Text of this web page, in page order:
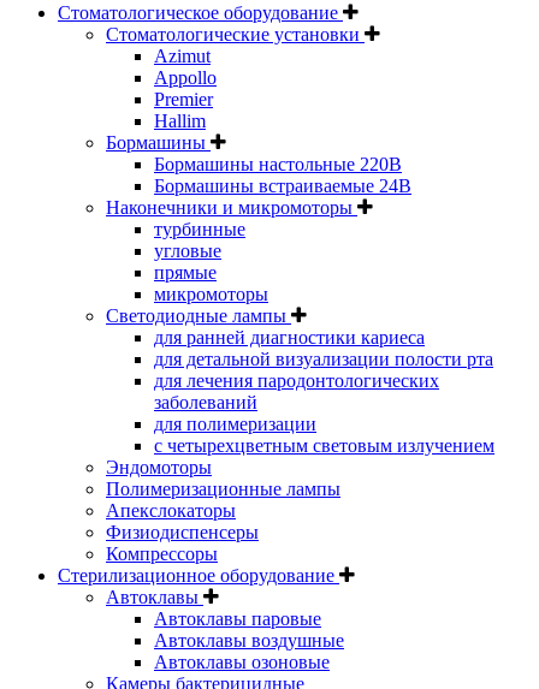
Стоматологическое оборудование
Стоматологические установки
Azimut
Appollo
Premier
Hallim
Бормашины
Бормашины настольные 220В
Бормашины встраиваемые 24В
Наконечники и микромоторы
турбинные
угловые
прямые
микромоторы
Светодиодные лампы
для ранней диагностики кариеса
для детальной визуализации полости рта
для лечения пародонтологических
заболеваний
для полимеризации
с четырехцветным световым излучением
Эндомоторы
Полимеризационные лампы
Апекслокаторы
Физиодиспенсеры
Компрессоры
Стерилизационное оборудование
Автоклавы
Автоклавы паровые
Автоклавы воздушные
Автоклавы озоновые
Камеры бактерицидные